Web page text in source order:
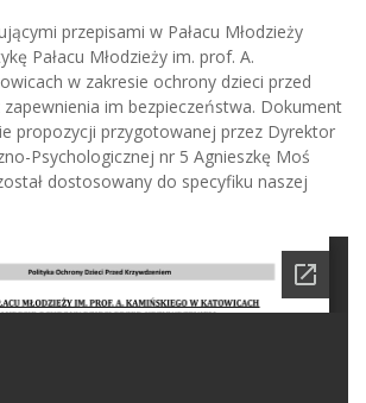
przepisami w Pałacu Młodzieży
Pałacu Młodzieży im. prof. A.
w zakresie ochrony dzieci przed
im bezpieczeństwa. Dokument
propozycji przygotowanej przez Dyrektor
Psychologicznej nr 5 Agnieszkę Moś
dostosowany do specyfiku naszej